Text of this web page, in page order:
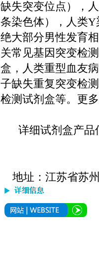
缺失突变位点），
条染色体），人类
绝大部分男性发育
关常见基因突变检
盒，人类重型血友
子缺失重复突变检
检测试剂盒等。更
详细试剂盒产品
地址： 江苏省苏